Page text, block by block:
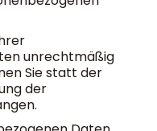
unrechtmäßig
Sie statt der
der